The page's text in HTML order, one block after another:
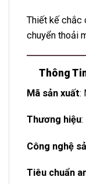
Thiết kế chắc
chuyển thoải
Thông
Mã sản xuất:
Thương hiệu:
Công nghệ
Tiêu chuẩn